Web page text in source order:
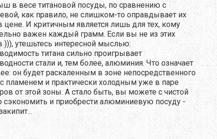
в весе титановой посуды, по сравнению с
как правило, не слишком-то оправдывает их
цене. И критичным является лишь для тех, кому
важен каждый грамм. Если вы не из этих
))), утешьтесь интересной мыслью:
титана сильно проигрывает
стали и, тем более, алюминия. Что означает
он будет раскаленным в зоне непосредственного
с пламенем и практически холодным уже в паре
от этой зоны. А стало быть, вы можете с чистой
сэкономить и приобрести алюминиевую посуду -